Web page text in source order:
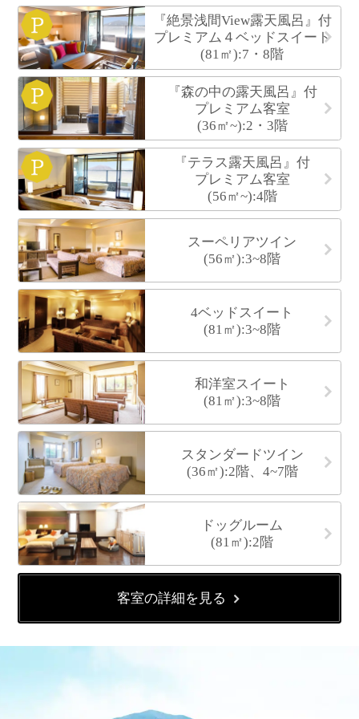
『絶景浅間View露天風呂』付
プレミアム４ベッドスイート
(81㎡):7・8階
『森の中の露天風呂』付
プレミアム客室
(36㎡~):2・3階
『テラス露天風呂』付
プレミアム客室
(56㎡~):4階
スーペリアツイン
(56㎡):3~8階
4ベッドスイート
(81㎡):3~8階
和洋室スイート
(81㎡):3~8階
スタンダードツイン
(36㎡):2階、4~7階
ドッグルーム
(81㎡):2階
客室の詳細を見る